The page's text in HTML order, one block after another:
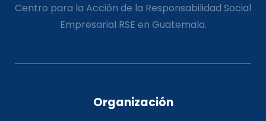
Centro para la Acción de la Responsabilidad Social
Empresarial RSE en Guatemala.
Organización